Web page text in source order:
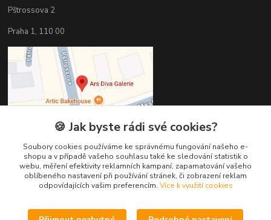
Pštrossova 2
Praha 1, 110 00
🍪 Jak byste rádi své cookies?
Soubory cookies používáme ke správnému fungování našeho e-
shopu a v případě vašeho souhlasu také ke sledování statistik o
webu, měření efektivity reklamních kampaní, zapamatování vašeho
oblíbeného nastavení při používání stránek, či zobrazení reklam
odpovídajících vašim preferencím. Více k využití cookies